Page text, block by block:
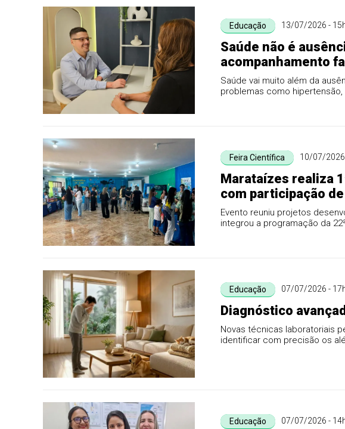
Educação 13/07/2026 -
Saúde não é
acompanhamento
Saúde vai muito além da
problemas como
Feira Científica 10/07/
Marataízes realiza
com participação
Evento reuniu projetos
integrou a programação da
Educação 07/07/2026 -
Diagnóstico
Novas técnicas laboratoriais
identificar com precisão os
Educação 07/07/2026 -